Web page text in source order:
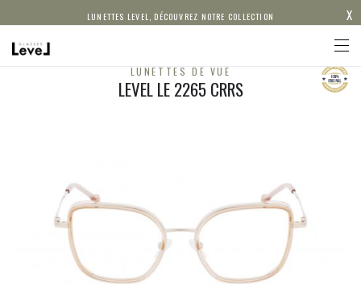
LUNETTES LEVEL, DÉCOUVREZ NOTRE COLLECTION X
LUNETTES DE VUE
LEVEL LE 2265 CRRS